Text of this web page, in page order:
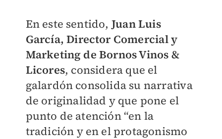
En este sentido, Juan Luis
García, Director Comercial y
Marketing de Bornos Vinos &
Licores, considera que el
galardón consolida su narrativa
de originalidad y que pone el
punto de atención “en la
tradición y en el protagonismo